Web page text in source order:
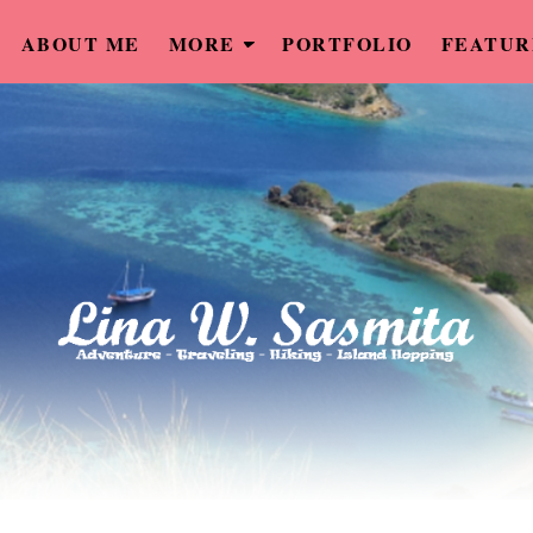
ABOUT ME MORE PORTFOLIO